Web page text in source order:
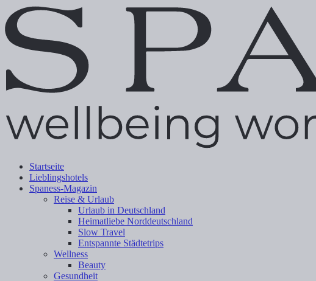
Startseite
Lieblingshotels
Spaness-Magazin
Reise & Urlaub
Urlaub in Deutschland
Heimatliebe Norddeutschland
Slow Travel
Entspannte Städtetrips
Wellness
Beauty
Gesundheit